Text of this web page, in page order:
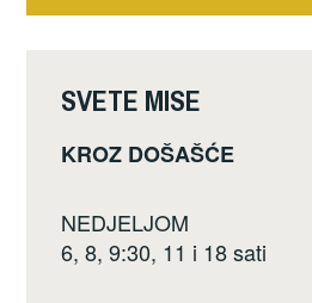
o
k
objava
SVETE MISE
KROZ DOŠAŠĆE
NEDJELJOM
6, 8, 9:30, 11 i 18 sati